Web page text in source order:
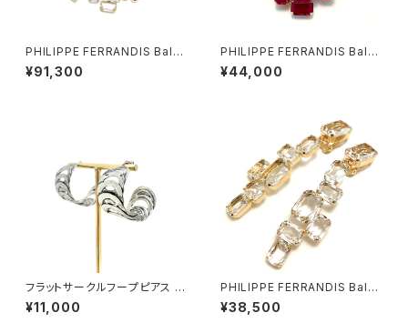
PHILIPPE FERRANDIS Balé
ares ネックレス #2
¥91,300
PHILIPPE FERRANDIS Balé
ares ブローチ
¥44,000
フラットサークルフープピアス si
lver
¥11,000
PHILIPPE FERRANDIS Balé
ares イヤリング#1
¥38,500